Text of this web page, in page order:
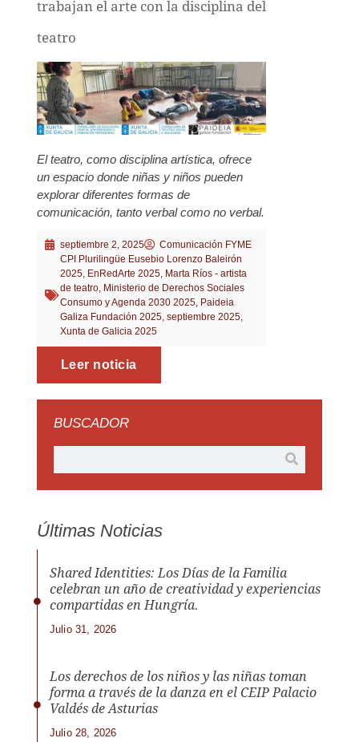
trabajan el arte con la disciplina del
teatro
El teatro, como disciplina artística, ofrece
un espacio donde niñas y niños pueden
explorar diferentes formas de
comunicación, tanto verbal como no verbal.
septiembre 2, 2025
Comunicación FYME
CPI Plurilingüe Eusebio Lorenzo Baleirón
2025, EnRedArte 2025, Marta Ríos - artista
de teatro, Ministerio de Derechos Sociales
Consumo y Agenda 2030 2025, Paideia
Galiza Fundación 2025, septiembre 2025,
Xunta de Galicia 2025
Leer noticia
BUSCADOR
Últimas Noticias
Shared Identities: Los Días de la Familia
celebran un año de creatividad y experiencias
compartidas en Hungría.
Julio 31, 2026
Los derechos de los niños y las niñas toman
forma a través de la danza en el CEIP Palacio
Valdés de Asturias
Julio 28, 2026